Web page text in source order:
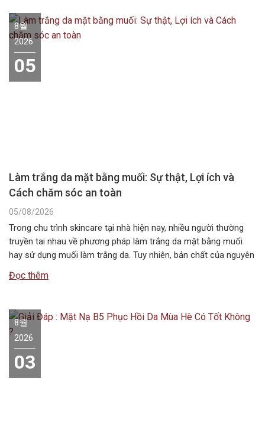
8월
2026
05
Làm trắng da mặt bằng muối: Sự thật, Lợi ích và
Cách chăm sóc an toàn
05/08/2026
Trong chu trình skincare tại nhà hiện nay, nhiều người thường
truyền tai nhau về phương pháp làm trắng da mặt bằng muối
hay sử dụng muối làm trắng da. Tuy nhiên, bản chất của nguyên
các dòng mỹ phẩm chuyên dụng….
Đọc thêm
8월
2026
03